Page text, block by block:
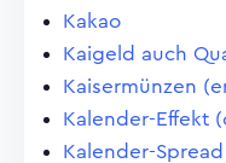
Kakao
Kaigeld auch
Kaisermünzen
Kalender-Effekt
Kalender-